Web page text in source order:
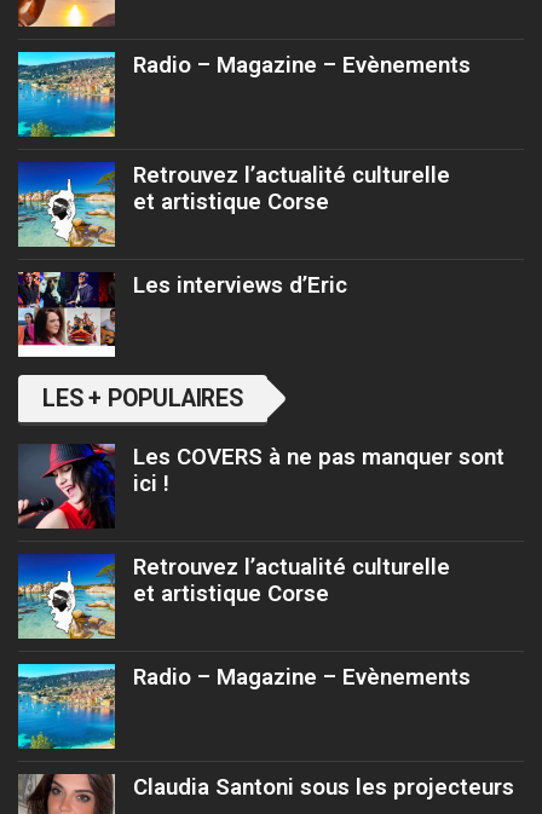
Radio – Magazine – Evènements
Retrouvez l’actualité culturelle
et artistique Corse
Les interviews d’Eric
LES + POPULAIRES
Les COVERS à ne pas manquer sont
ici !
Retrouvez l’actualité culturelle
et artistique Corse
Radio – Magazine – Evènements
Claudia Santoni sous les projecteurs